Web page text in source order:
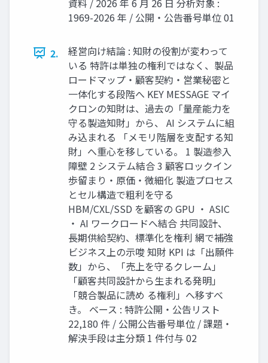
1969-2026 年 / 公開・公告番号単位 01
2.
経営向け結論 : 知財の役割が変わって
いる 特許は単独の権利ではなく、製品
ロードマップ・顧客契約・営業秘密と
一体化する段階へ KEY MESSAGE マイ
クロンの知財は、過去の「量産能力を
守る製造知財」から、 AI システムに組
み込まれる 「メモリ階層を支配する知
財」へ重心を移している。 1 製造参入
障壁 2 システム結合 3 顧客ロックイン
歩留まり・原価・微細化 製造プロセス
とセル構造で粗利を守る
HBM/CXL/SSD を顧客の GPU ・ ASIC
・ AI ワークロードへ結合 共同設計、
長期供給契約、標準化を権利 網で補強
ビジネス上の示唆 知財 KPI は「出願件
数」から、「売上を守るクレーム」
「顧客共同設計から生まれる発明」
「競合製品に読め る権利」へ移すべ
き。 ベース : 特許公開・公告リスト
22,180 件 / 公開公告番号単位 / 課題・
解決手段は主分類 1 件付与 02